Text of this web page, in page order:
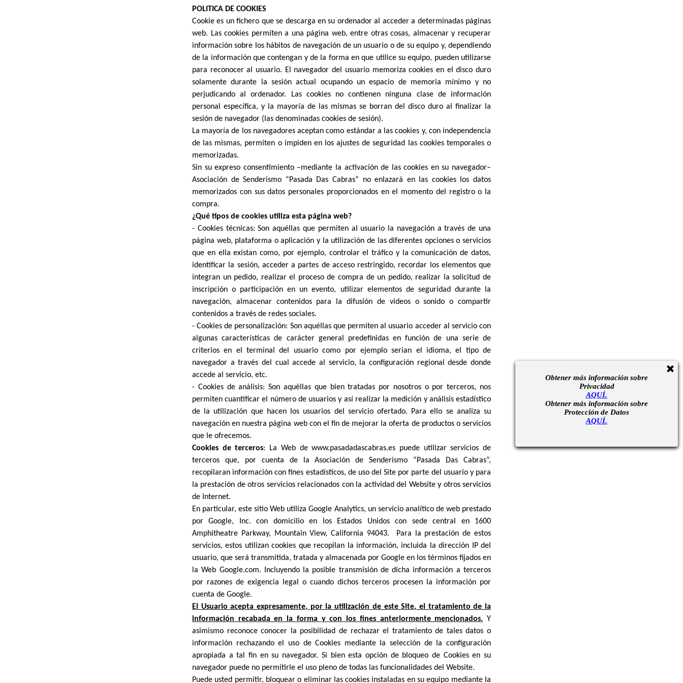
POLITICA DE COOKIES
Cookie es un fichero que se descarga en su ordenador al acceder a determinadas páginas
web. Las cookies permiten a una página web, entre otras cosas, almacenar y recuperar
información sobre los hábitos de navegación de un usuario o de su equipo y, dependiendo
de la información que contengan y de la forma en que utilice su equipo, pueden utilizarse
para reconocer al usuario. El navegador del usuario memoriza cookies en el disco duro
solamente durante la sesión actual ocupando un espacio de memoria mínimo y no
perjudicando al ordenador. Las cookies no contienen ninguna clase de información
personal específica, y la mayoría de las mismas se borran del disco duro al finalizar la
sesión de navegador (las denominadas cookies de sesión).
La mayoría de los navegadores aceptan como estándar a las cookies y, con independencia
de las mismas, permiten o impiden en los ajustes de seguridad las cookies temporales o
memorizadas.
Sin su expreso consentimiento –mediante la activación de las cookies en su navegador–
Asociación de Senderismo “Pasada Das Cabras” no enlazará en las cookies los datos
memorizados con sus datos personales proporcionados en el momento del registro o la
compra.
¿Qué tipos de cookies utiliza esta página web?
- Cookies técnicas: Son aquéllas que permiten al usuario la navegación a través de una
página web, plataforma o aplicación y la utilización de las diferentes opciones o servicios
que en ella existan como, por ejemplo, controlar el tráfico y la comunicación de datos,
identificar la sesión, acceder a partes de acceso restringido, recordar los elementos que
integran un pedido, realizar el proceso de compra de un pedido, realizar la solicitud de
inscripción o participación en un evento, utilizar elementos de seguridad durante la
navegación, almacenar contenidos para la difusión de videos o sonido o compartir
contenidos a través de redes sociales.
- Cookies de personalización: Son aquéllas que permiten al usuario acceder al servicio con
algunas características de carácter general predefinidas en función de una serie de
criterios en el terminal del usuario como por ejemplo serian el idioma, el tipo de
navegador a través del cual accede al servicio, la configuración regional desde donde
accede al servicio, etc.
- Cookies de análisis: Son aquéllas que bien tratadas por nosotros o por terceros, nos
permiten cuantificar el número de usuarios y así realizar la medición y análisis estadístico
de la utilización que hacen los usuarios del servicio ofertado. Para ello se analiza su
navegación en nuestra página web con el fin de mejorar la oferta de productos o servicios
que le ofrecemos.
Cookies de terceros: La Web de www.pasadadascabras.es puede utilizar servicios de
terceros que, por cuenta de la Asociación de Senderismo “Pasada Das Cabras”,
recopilaran información con fines estadísticos, de uso del Site por parte del usuario y para
la prestación de otros servicios relacionados con la actividad del Website y otros servicios
de Internet.
En particular, este sitio Web utiliza Google Analytics, un servicio analítico de web prestado
por Google, Inc. con domicilio en los Estados Unidos con sede central en 1600
Amphitheatre Parkway, Mountain View, California 94043. Para la prestación de estos
servicios, estos utilizan cookies que recopilan la información, incluida la dirección IP del
usuario, que será transmitida, tratada y almacenada por Google en los términos fijados en
la Web Google.com. Incluyendo la posible transmisión de dicha información a terceros
por razones de exigencia legal o cuando dichos terceros procesen la información por
cuenta de Google.
El Usuario acepta expresamente, por la utilización de este Site, el tratamiento de la
información recabada en la forma y con los fines anteriormente mencionados. Y
asimismo reconoce conocer la posibilidad de rechazar el tratamiento de tales datos o
información rechazando el uso de Cookies mediante la selección de la configuración
apropiada a tal fin en su navegador. Si bien esta opción de bloqueo de Cookies en su
navegador puede no permitirle el uso pleno de todas las funcionalidades del Website.
Puede usted permitir, bloquear o eliminar las cookies instaladas en su equipo mediante la
Obtener más información sobre
Privacidad
AQUÍ.
Obtener más información sobre
Protección de Datos
AQUÍ.